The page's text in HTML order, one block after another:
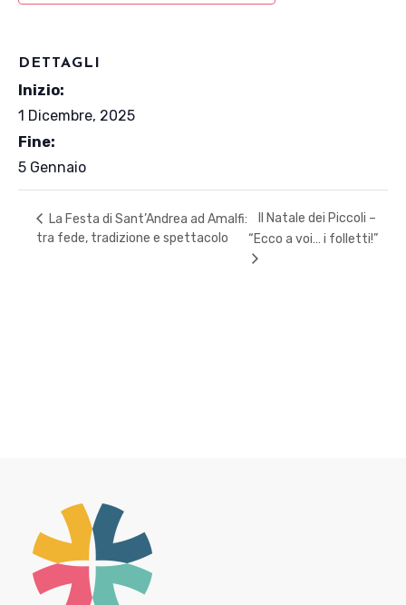
DETTAGLI
Inizio:
1 Dicembre, 2025
Fine:
5 Gennaio
La Festa di Sant’Andrea ad Amalfi:
tra fede, tradizione e spettacolo
Il Natale dei Piccoli –
“Ecco a voi… i folletti!”